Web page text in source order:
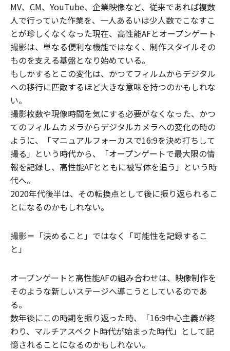
MV、CM、YouTube、企業映像など、従来であれば複数
人で行っていた作業を、一人あるいは少人数でこなすこ
とが珍しくなくなった現在、高性能AFとオープンゲート
撮影は、単なる便利な機能ではなく、制作スタイルその
ものを支える基盤となり始めている。
もしかするとこの変化は、かつてフィルムからデジタル
への移行に匹敵するほど大きな意味を持つのかもしれな
い。
撮影枚数や現像時間を気にする必要がなくなった、かつ
てのフィルムカメラからデジタルカメラへの変化の時の
ように、「マニュアルフォーカスで16:9を決め打ちして
撮る」という時代から、「オープンゲートで最大限の情
報を記録し、高性能AFとともに被写体を追う」という時
代へ。
2020年代後半は、その転換点として後に振り返られるこ
とになるのかもしれない。
撮影＝「決めること」ではなく「可能性を記録するこ
と」
オープンゲートと高性能AFの組み合わせは、映像制作を
そのような新しいステージへ導こうとしているのであ
る。
数年後にこの時期を振り返った時、「16:9中心主義が終
わり、マルチアスペクト時代が始まった時代」として記
憶されることになるのかもしれない。